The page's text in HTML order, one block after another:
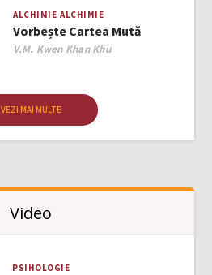
ALCHIMIE ALCHIMIE
Vorbește Cartea Mută
Author
V.M. Kwen Khan Khu
VEZI MAI MULTE
Video
PSIHOLOGIE